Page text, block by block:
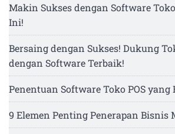
Makin Sukses dengan Software
Ini!
Bersaing dengan Sukses! Dukung
dengan Software Terbaik!
Penentuan Software Toko POS yang
9 Elemen Penting Penerapan Bisnis